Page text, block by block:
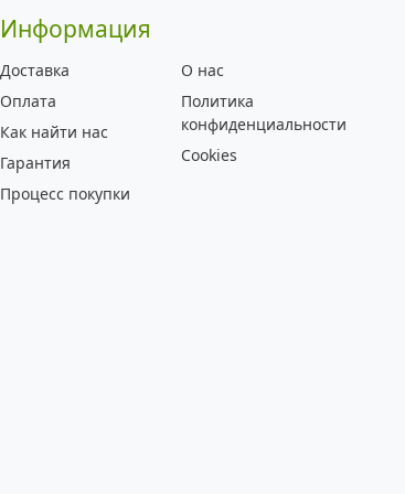
Информация
Доставка
Оплата
Как найти нас
Гарантия
Процесс покупки
О нас
Политика
конфиденциальности
Cookies